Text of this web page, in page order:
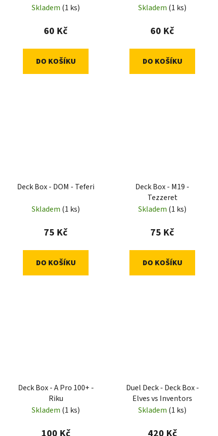
Skladem (1 ks)
60 Kč
DO KOŠÍKU
Skladem (1 ks)
60 Kč
DO KOŠÍKU
Deck Box - DOM - Teferi
Skladem (1 ks)
75 Kč
DO KOŠÍKU
Deck Box - M19 -
Tezzeret
Skladem (1 ks)
75 Kč
DO KOŠÍKU
Deck Box - A Pro 100+ -
Riku
Skladem (1 ks)
Duel Deck - Deck Box -
Elves vs Inventors
Skladem (1 ks)